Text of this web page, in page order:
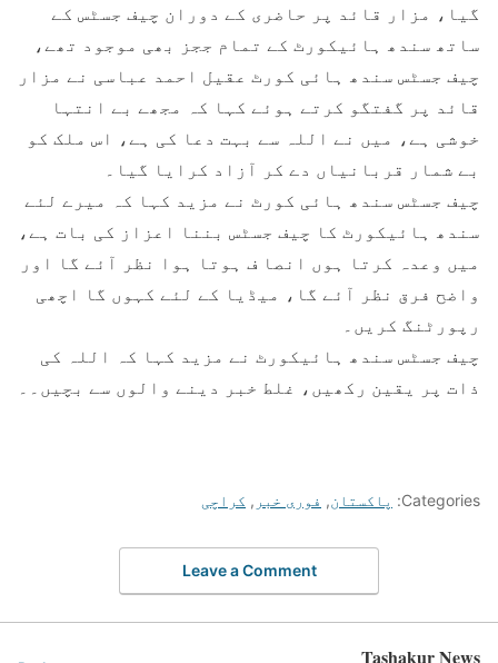
گیا، مزار قائد پر حاضری کے دوران چیف جسٹس کے
ساتھ سندھ ہائیکورٹ کے تمام ججز بھی موجود تھے،
چیف جسٹس سندھ ہائی کورٹ عقیل احمد عباسی نے مزار
قائد پر گفتگو کرتے ہوئے کہا کہ مجھے بے انتہا
خوشی ہے، میں نے اللہ سے بہت دعا کی ہے، اس ملک کو
بے شمار قربانیاں دے کر آزاد کرایا گیا۔
چیف جسٹس سندھ ہائی کورٹ نے مزید کہا کہ میرے لئے
سندھ ہائیکورٹ کا چیف جسٹس بننا اعزاز کی بات ہے،
میں وعدہ کرتا ہوں انصا ف ہوتا ہوا نظر آئے گا اور
واضح فرق نظر آئے گا، میڈیا کے لئے کہوں گا اچھی
رپورٹنگ کریں۔
چیف جسٹس سندھ ہائیکورٹ نے مزید کہا کہ اللہ کی
ذات پر یقین رکھیں، غلط خبر دینے والوں سے بچیں۔۔
Categories: پاکستان, فوری خبر , کراچی
Leave a Comment
Tashakur News